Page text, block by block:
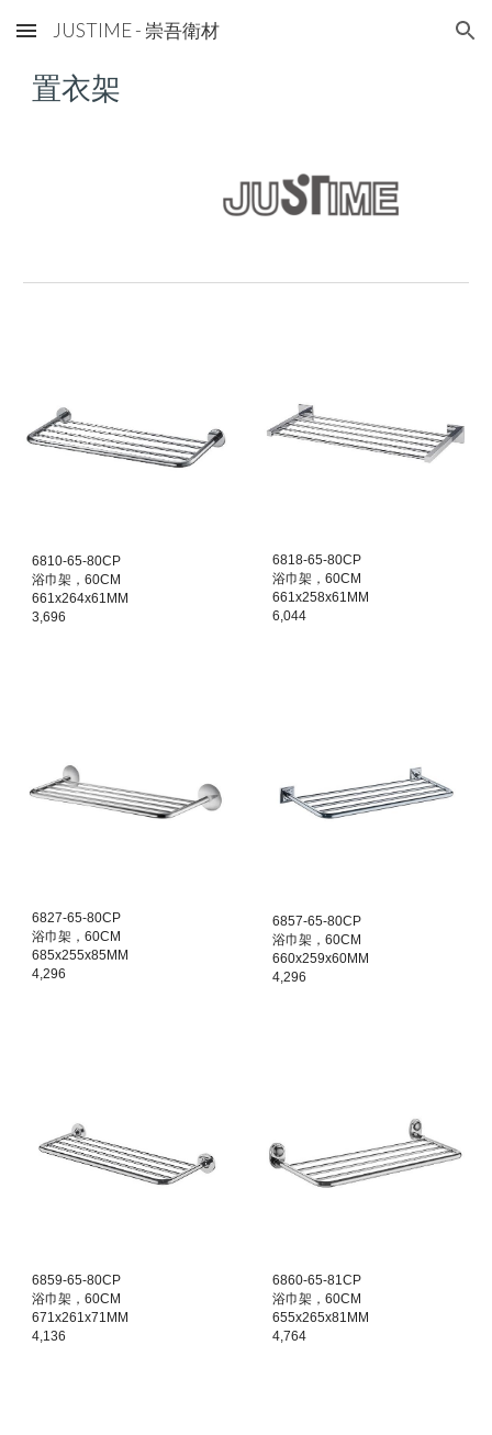
Skip to main content Skip to navigation
JUSTIME - 崇吾衛材
置衣架
6810-65-80CP
浴巾架，60CM
661x264x61MM
3,696
6818-65-80CP
浴巾架，60CM
661x258x61MM
6,044
6827-65-80CP
浴巾架，60CM
685x255x85MM
4,296
6857-65-80CP
浴巾架，60CM
660x259x60MM
4,296
6859-65-80CP
浴巾架，60CM
671x261x71MM
4,136
6860-65-81CP
浴巾架，60CM
655x265x81MM
4,764